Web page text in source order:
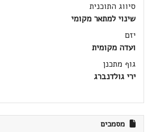
סיווג התוכנית
שינוי למתאר מקומי
יזם
ועדה מקומית
גוף מתכנן
ירי גולדנברג
מסמכים